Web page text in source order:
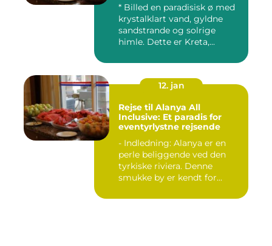
* Billed en paradisisk ø med
krystalklart vand, gyldne
sandstrande og solrige
himle. Dette er Kreta,...
12. jan
Rejse til Alanya All
Inclusive: Et paradis for
eventyrlystne rejsende
- Indledning: Alanya er en
perle beliggende ved den
tyrkiske riviera. Denne
smukke by er kendt for...